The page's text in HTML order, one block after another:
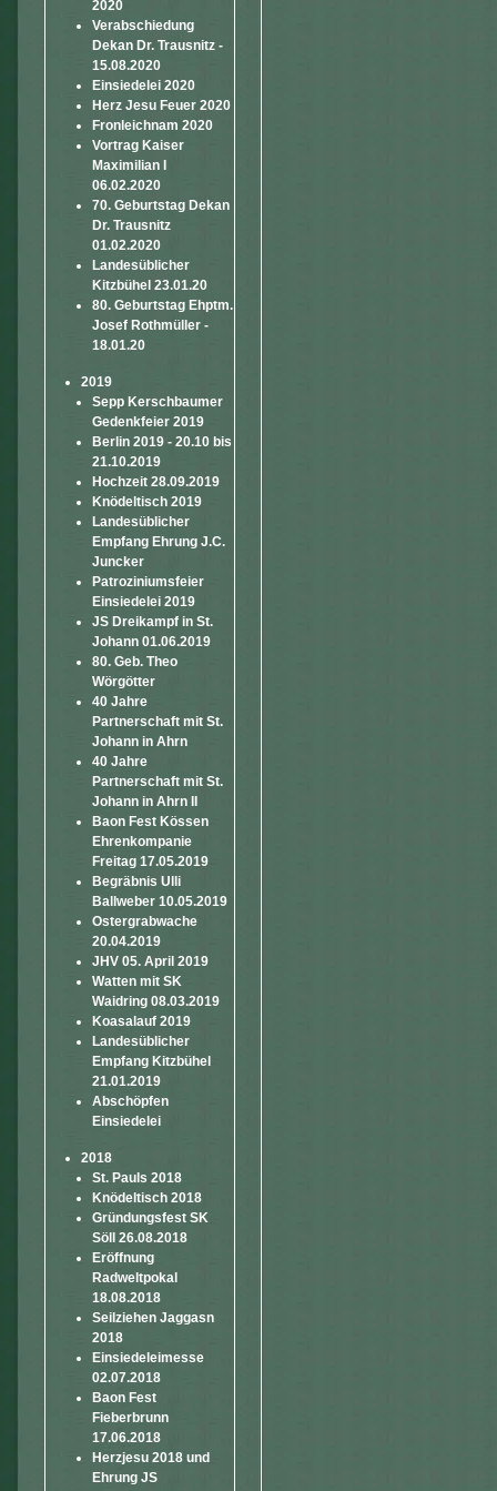
2020
Verabschiedung
Dekan Dr. Trausnitz -
15.08.2020
Einsiedelei 2020
Herz Jesu Feuer 2020
Fronleichnam 2020
Vortrag Kaiser
Maximilian I
06.02.2020
70. Geburtstag Dekan
Dr. Trausnitz
01.02.2020
Landesüblicher
Kitzbühel 23.01.20
80. Geburtstag Ehptm.
Josef Rothmüller -
18.01.20
2019
Sepp Kerschbaumer
Gedenkfeier 2019
Berlin 2019 - 20.10 bis
21.10.2019
Hochzeit 28.09.2019
Knödeltisch 2019
Landesüblicher
Empfang Ehrung J.C.
Juncker
Patroziniumsfeier
Einsiedelei 2019
JS Dreikampf in St.
Johann 01.06.2019
80. Geb. Theo
Wörgötter
40 Jahre
Partnerschaft mit St.
Johann in Ahrn
40 Jahre
Partnerschaft mit St.
Johann in Ahrn II
Baon Fest Kössen
Ehrenkompanie
Freitag 17.05.2019
Begräbnis Ulli
Ballweber 10.05.2019
Ostergrabwache
20.04.2019
JHV 05. April 2019
Watten mit SK
Waidring 08.03.2019
Koasalauf 2019
Landesüblicher
Empfang Kitzbühel
21.01.2019
Abschöpfen
Einsiedelei
2018
St. Pauls 2018
Knödeltisch 2018
Gründungsfest SK
Söll 26.08.2018
Eröffnung
Radweltpokal
18.08.2018
Seilziehen Jaggasn
2018
Einsiedeleimesse
02.07.2018
Baon Fest
Fieberbrunn
17.06.2018
Herzjesu 2018 und
Ehrung JS